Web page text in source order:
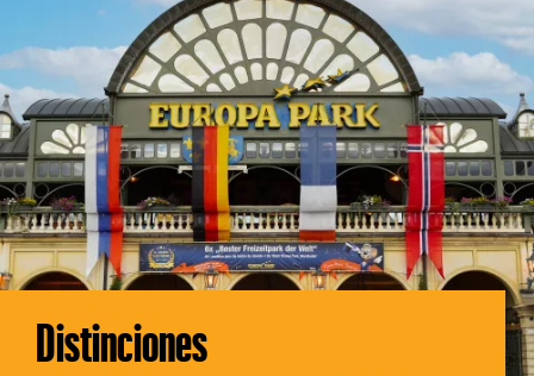
Distinciones